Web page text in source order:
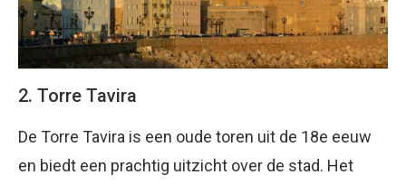
2. Torre Tavira
De Torre Tavira is een oude toren uit de 18e eeuw
en biedt een prachtig uitzicht over de stad. Het